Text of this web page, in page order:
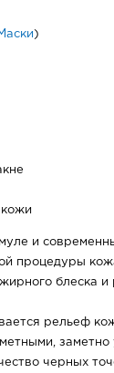
Маски )
и
процедуры
блеска
рельеф
заметно
черных